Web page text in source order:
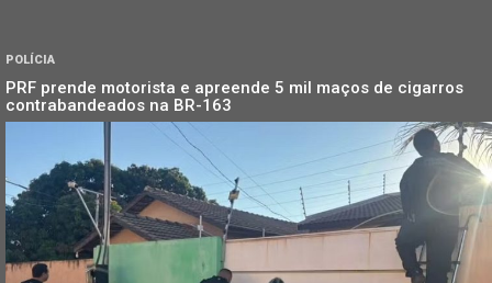
POLÍCIA
PRF prende motorista e apreende 5 mil maços de cigarros
contrabandeados na BR-163